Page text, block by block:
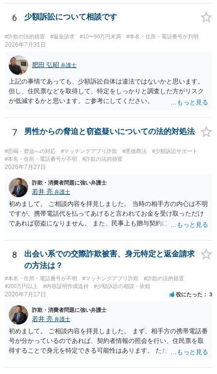
画の尺は10分ほど、服を着たままで胸を触って欲しい、などの要望を
して、要求された金額(1000円程度)の電子マネーを送信してしまいま
欲しい、住んでいる都道府県と区を教えてと言われたので教えたりと
言ったやり取りをしていました。 というやりとりは、青少年条例違反
（わいせつ行為）の疑いがあります。18歳未満と知らなくても処罰可
能です。
6 少額訴訟について相談です
#詐欺の法的措置 #返金請求 #10〜50万円未満 #本名・住所・電話番号が判明
2026年7月31日
肥田 弘昭 弁護士
上記の事情であっても、少額訴訟自体は違法ではないかと思います。
但し、住民票などを取得して、特定をしっかりと調査した方がリスク
が低減するかと思います。ご参考にしてください。
7 男性からの脅迫と窃盗疑いについての法的対処法
#恐喝・脅迫への対応 #マッチングアプリ詐欺 #悪徳商法
#少額訴訟サポート
#本名・住所・電話番号が不明
#詐欺の法的措置
2026年7月27日
詐欺・消費者問題に強い弁護士
若井 亮 弁護士
初めまして。 ご相談内容を拝見しました。 当時の相手方の内心は不明
ですが、携帯電話代を払ってあげると言われてお金を受け取っただけ
であれば窃盗になりません。 また、民事上も贈与契約に該当すると思
ず、可能であればブロックをするようにしてください。 ご不安であれ
ば、最寄りの警察署に相談をしても良いかもしれません。 以上、ご参
考になれば幸いです。
8
出会い系での交際詐欺被害、身元特定と返金請求
の方法は？
#本名・住所・電話番号が不明 #マッチングアプリ詐欺
#詐欺の法的措置
#200万円以上
#内容証明作成送付 #少額訴訟の相談・依頼
2026年7月17日 役にたった 3
詐欺・消費者問題に強い弁護士
若井 亮 弁護士
初めまして。 ご相談内容を拝見しました。 まず、相手方の携帯電話番
号が分かっているのであれば、契約者情報の照会を行い、住民票を取
得することで身元を特定できる可能性はあります。 ただ、他人名義の
ろです。 LINEについても、詐欺の事案であれば照会できる可能性はあ